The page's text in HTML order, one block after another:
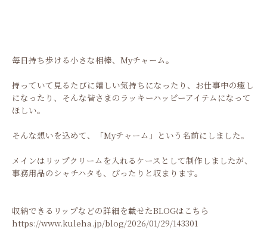
毎日持ち歩ける小さな相棒、Myチャーム。
持っていて見るたびに嬉しい気持ちになったり、お仕事中の癒し
になったり、そんな皆さまのラッキーハッピーアイテムになって
ほしい。
そんな想いを込めて、「Myチャーム」という名前にしました。
メインはリップクリームを入れるケースとして制作しましたが、
事務用品のシャチハタも、ぴったりと収まります。
収納できるリップなどの詳細を載せたBLOGはこちら
https://www.kuleha.jp/blog/2026/01/29/143301